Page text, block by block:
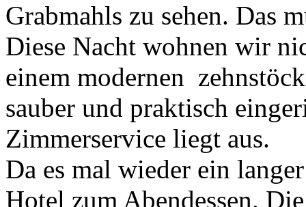
Grabmahls zu sehen. Das
Diese Nacht wohnen wir
einem modernen
sauber und praktisch
Zimmerservice liegt aus.
Da es mal wieder ein
Hotel zum Abendessen.